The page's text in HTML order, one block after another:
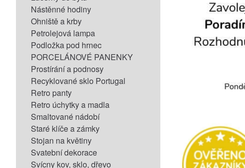
Nástěnné hodiny
Ohniště a krby
Petrolejová lampa
Podložka pod hrnec
PORCELÁNOVÉ PANENKY
Prostírání a podnosy
Recyklované sklo Portugal
Retro panty
Retro úchytky a madla
Smaltované nádobí
Staré klíče a zámky
Stojan na květiny
Svatební dekorace
Svícny kov, sklo, dřevo